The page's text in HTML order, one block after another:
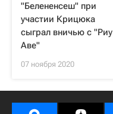
"Белененсеш" при
участии Крицюка
сыграл вничью с "Риу
Аве"
07 ноября 2020